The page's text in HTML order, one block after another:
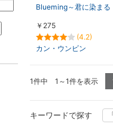
Blueming～君に染まる
￥275
(4.2)
カン・ウンビン
1件中 1～1件を表示
キーワードで探す